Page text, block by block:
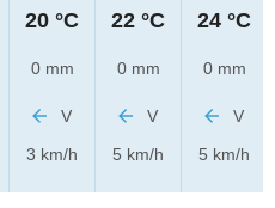
20 °C
0 mm
V
3 km/h
22 °C
0 mm
V
5 km/h
24 °C
0 mm
V
5 km/h